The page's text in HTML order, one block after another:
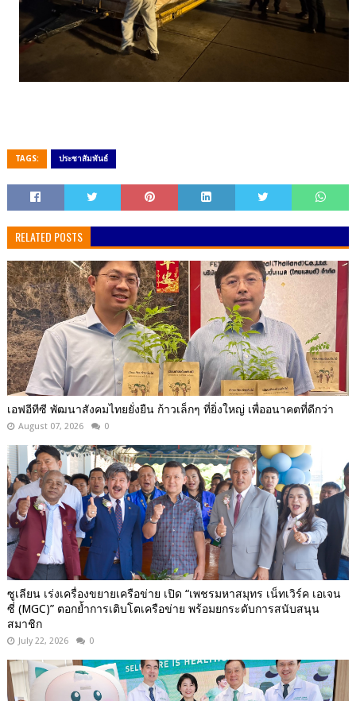
TAGS: ประชาสัมพันธ์
RELATED POSTS
เอฟอีทีซี พัฒนาสังคมไทยยั่งยืน ก้าวเล็กๆ ที่ยิ่งใหญ่ เพื่ออนาคตที่ดีกว่า
August 07, 2026 0
ซูเลียน เร่งเครื่องขยายเครือข่าย เปิด “เพชรมหาสมุทร เน็ทเวิร์ค เอเจน
ซี่ (MGC)” ตอกย้ำการเติบโตเครือข่าย พร้อมยกระดับการสนับสนุน
สมาชิก
July 22, 2026 0